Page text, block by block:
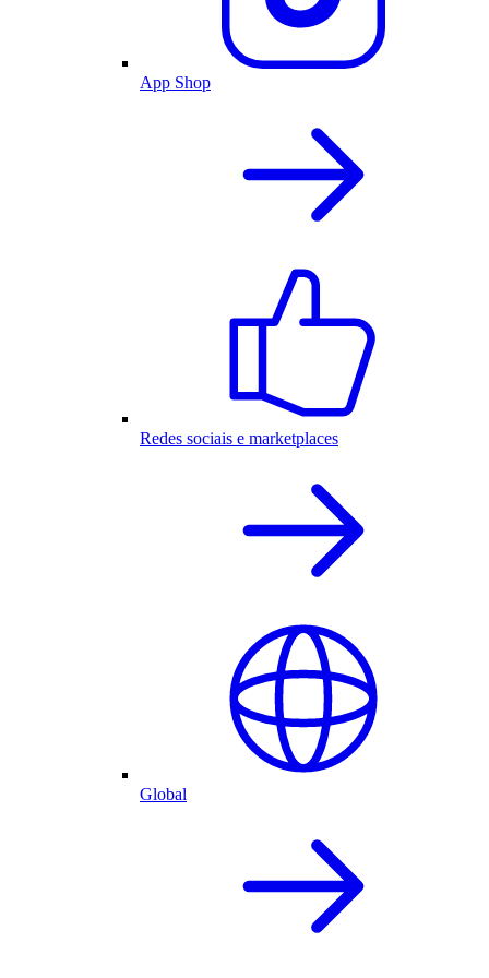
App Shop
Redes sociais e marketplaces
Global